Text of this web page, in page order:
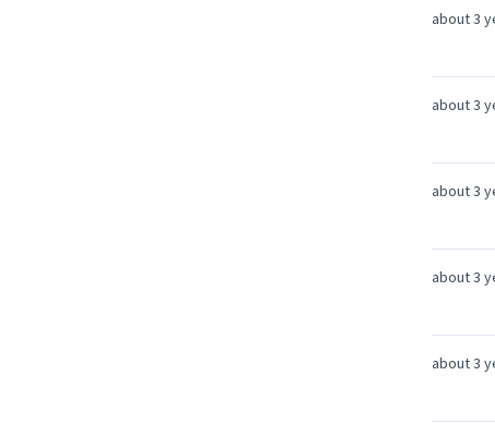
about 3
about 3
about 3
about 3
about 3